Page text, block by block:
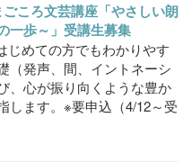
ころ文芸講座「やさしい朗
一歩～」受講生募集
めての方でもわかりやす
（発声、間、イントネーシ
、心が振り向くような豊か
します。※要申込（4/12～受